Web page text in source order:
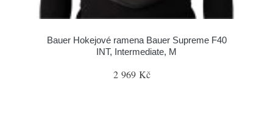
Bauer Hokejové ramena Bauer Supreme F40
INT, Intermediate, M
2 969 Kč